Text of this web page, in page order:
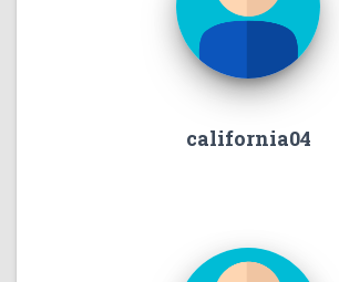
california04